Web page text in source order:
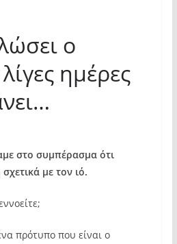
σύστημα εξουσίας»
ο
ημέρες
στο συμπέρασμα ότι
με τον ιό.
πρότυπο που είναι ο